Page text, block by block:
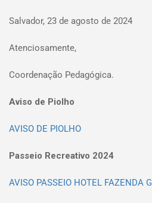
Salvador, 23 de agosto de 2024
Atenciosamente,
Coordenação Pedagógica.
Aviso de Piolho
AVISO DE PIOLHO
Passeio Recreativo 2024
AVISO PASSEIO HOTEL FAZENDA